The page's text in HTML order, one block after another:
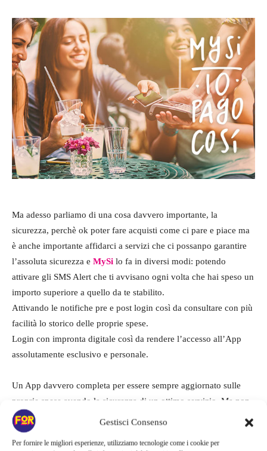
Gestisci Consenso
Per fornire le migliori esperienze, utilizziamo tecnologie come i cookie per
Ma adesso parliamo di una cosa davvero importante, la
sicurezza, perchè ok poter fare acquisti come ci pare e piace ma
è anche importante affidarci a servizi che ci possanpo garantire
l’assoluta sicurezza e MySi lo fa in diversi modi: potendo
attivare gli SMS Alert che ti avvisano ogni volta che hai speso un
importo superiore a quello da te stabilito.
Attivando le notifiche pre e post login così da consultare con più
facilità lo storico delle proprie spese.
Login con impronta digitale così da rendere l’accesso all’App
assolutamente esclusivo e personale.
Un App davvero completa per essere sempre aggiornato sulle
proprie spese avendo la sicurezza di un ottimo servizio. Ma non
è tutto, per chi decide di far parte della community
disponibile l’accesso anche a un Club esclusico il
tratta di un esclusivo programma di fidelizzazione che premia i